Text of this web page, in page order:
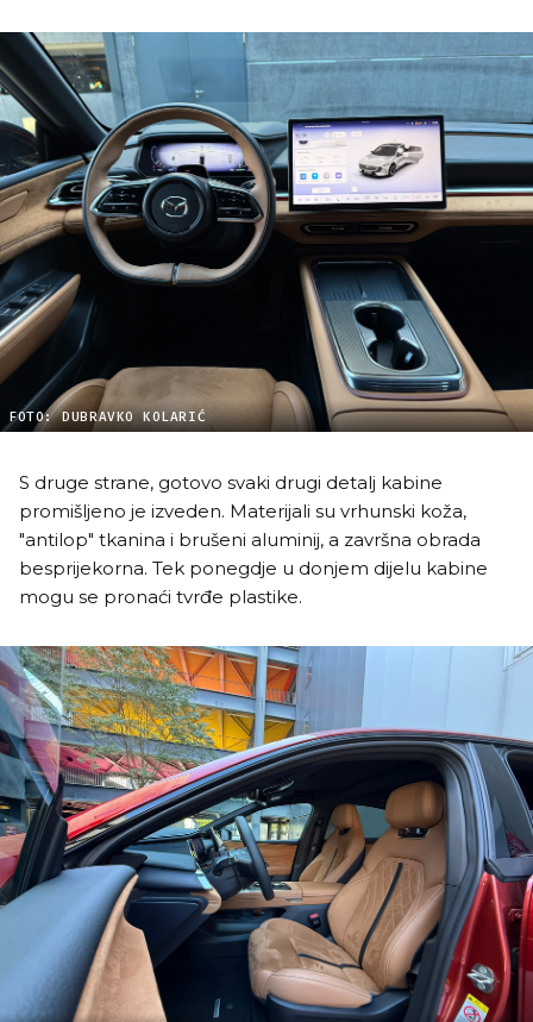
FOTO: DUBRAVKO KOLARIĆ
S druge strane, gotovo svaki drugi detalj kabine
promišljeno je izveden. Materijali su vrhunski koža,
"antilop" tkanina i brušeni aluminij, a završna obrada
besprijekorna. Tek ponegdje u donjem dijelu kabine
mogu se pronaći tvrđe plastike.